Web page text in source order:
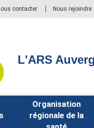
contacter Nous rejoindre
L'ARS
Organisation
régionale de la